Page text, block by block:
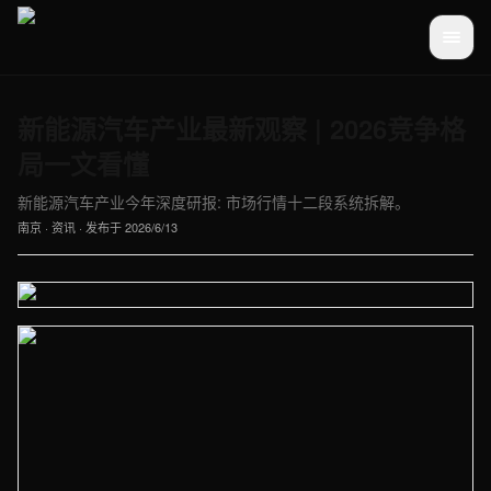
新能源汽车产业今年深度研报: 市场行情十二段系统拆解。
南京 · 资讯 · 发布于2026/6/13